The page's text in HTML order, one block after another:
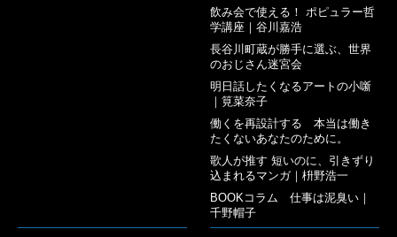
飲み会で使える！ ポピュラー哲
学講座｜谷川嘉浩
長谷川町蔵が勝手に選ぶ、世界
のおじさん迷宮会
明日話したくなるアートの小噺
｜筧菜奈子
働くを再設計する 本当は働き
たくないあなたのために。
歌人が推す 短いのに、引きずり
込まれるマンガ｜枡野浩一
BOOKコラム 仕事は泥臭い｜
千野帽子